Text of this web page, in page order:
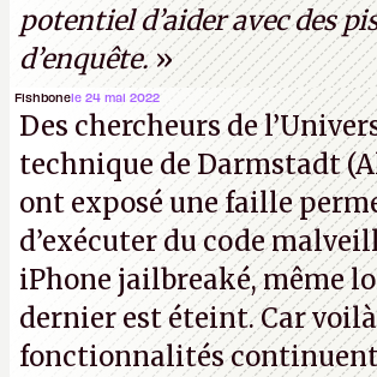
potentiel d’aider avec des
d’enquête.»
Fishbonele 24 mai 2022
Des chercheurs de
technique de Darmstadt
ont exposé une faille
d’exécuter du code
iPhone jailbreaké, même
dernier est éteint. Car
fonctionnalités